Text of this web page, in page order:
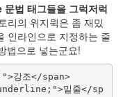
법 태그들을 그럭저럭
리의 위지윅은 좀 재밌
인라인으로 지정하는 줄
법으로 넣는군요!
강조</span>
밑줄</sp